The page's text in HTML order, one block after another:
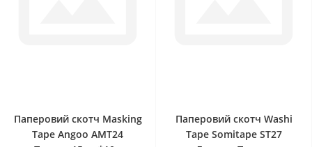
Паперовий скотч Masking
Tape Angoo AMT24
Паперовий скотч Washi
Tape Somitape ST27